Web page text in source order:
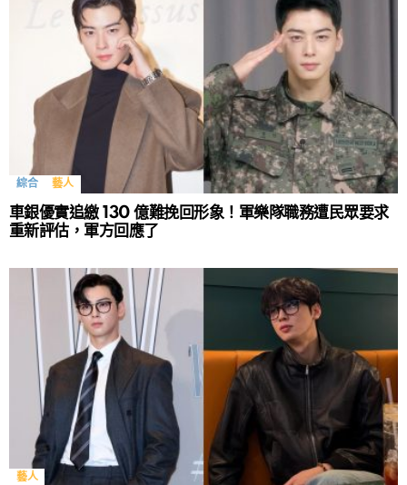
綜合 藝人
車銀優實追繳 130 億難挽回形象！軍樂隊職務遭民眾要求
重新評估，軍方回應了
藝人